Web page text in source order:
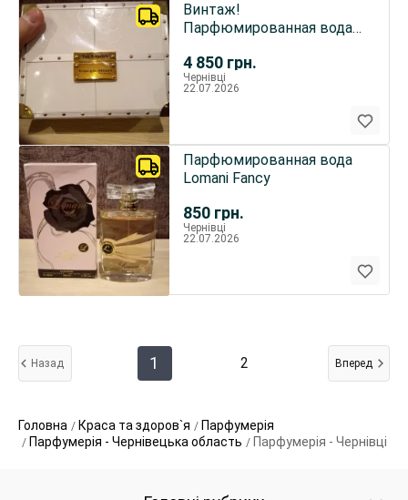
4 850 грн.
Винтаж!
Парфюмированная вода
Чернівці
22.07.2026
850 грн.
Парфюмированная вода
Lomani Fancy
Чернівці
22.07.2026
Назад 1 2 Вперед
Головна Краса та здоров`я
Парфумерія
Парфумерія - Чернівецька область
Парфумерія - Чернівці